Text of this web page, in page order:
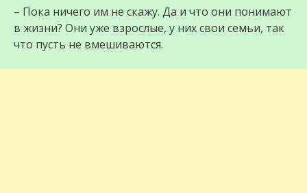
– Пока ничего им не скажу. Да и что они понимают
в жизни? Они уже взрослые, у них свои семьи, так
что пусть не вмешиваются.